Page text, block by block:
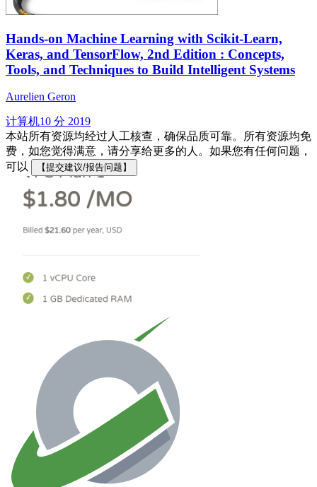
Hands-on Machine Learning with Scikit-Learn,
Keras, and TensorFlow, 2nd Edition : Concepts,
Tools, and Techniques to Build Intelligent Systems
Aurelien Geron
计算机10 分 2019
本站所有资源均经过人工核查，确保品质可靠。所有资源均免
费，如您觉得满意，请分享给更多的人。如果您有任何问题，
可以
【提交建议/报告问题】